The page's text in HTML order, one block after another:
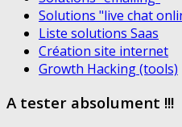
Solutions "live chat
Liste solutions Saas
Création site internet
Growth Hacking (tools)
A tester absolument !!!